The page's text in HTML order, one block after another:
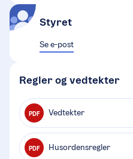
Styret
Se e-post
Regler og vedtekter
PDF Vedtekter
PDF Husordensregler